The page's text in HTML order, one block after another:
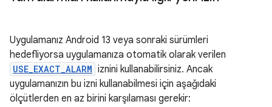
Uygulamanız Android 13 veya sonraki sürümleri
hedefliyorsa uygulamanıza otomatik olarak verilen
USE_EXACT_ALARM iznini kullanabilirsiniz. Ancak
uygulamanızın bu izni kullanabilmesi için aşağıdaki
ölçütlerden en az birini karşılaması gerekir: